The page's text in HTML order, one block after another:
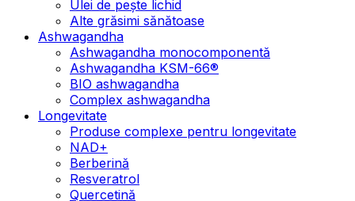
Ulei de pește lichid
Alte grăsimi sănătoase
Ashwagandha
Ashwagandha monocomponentă
Ashwagandha KSM-66®
BIO ashwagandha
Complex ashwagandha
Longevitate
Produse complexe pentru longevitate
NAD+
Berberină
Resveratrol
Quercetină